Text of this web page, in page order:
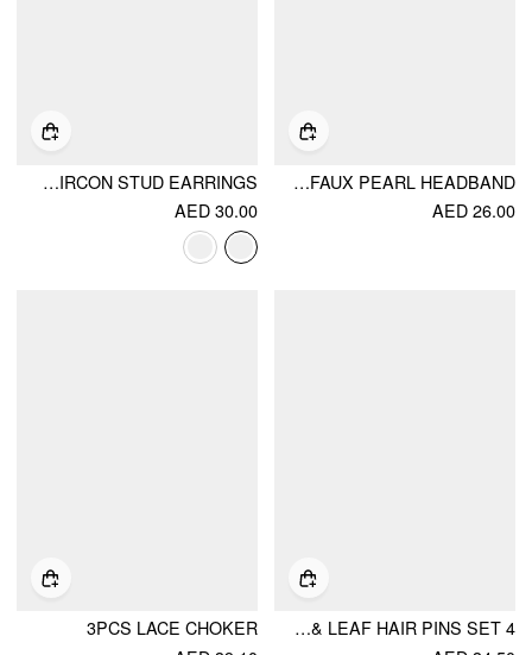
TRIPLE-LAYER FAUX PEARL HEADBAND
AED 26.00
FLOWER & LEAF ZIRCON STUD EARRINGS
AED 30.00
4 PCS FLORAL & LEAF HAIR PINS SET
3PCS LACE CHOKER